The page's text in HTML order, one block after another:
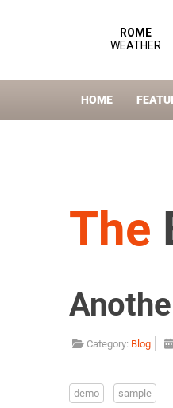
HOME
The
Category: Blog
demo sample